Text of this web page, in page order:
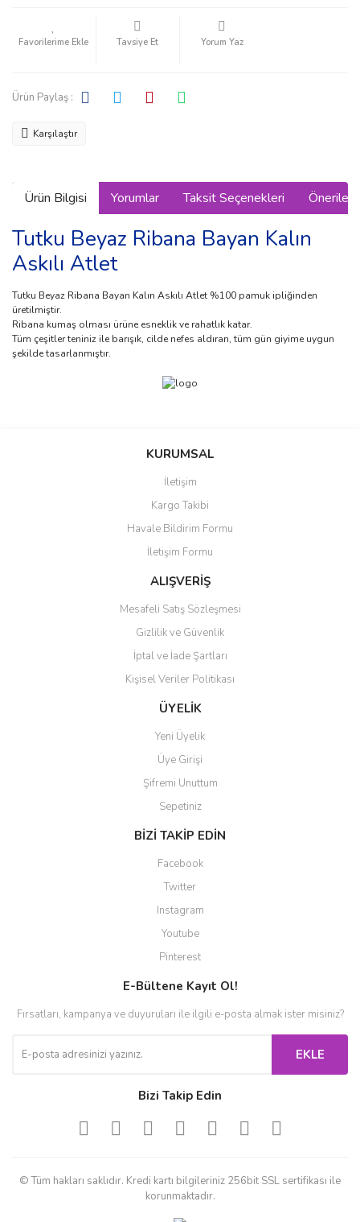
Tavsiye Et Yorum Yaz
Ürün Paylaş :
Karşılaştır
Ürün Bilgisi Yorumlar Taksit Seçenekleri
Tutku Beyaz Ribana Bayan Kalın
Askılı Atlet
Tutku Beyaz Ribana Bayan Kalın Askılı Atlet %100 pamuk ipliğinden
üretilmiştir.
Ribana kumaş olması ürüne esneklik ve rahatlık katar.
Tüm çeşitler teniniz ile barışık, cilde nefes aldıran, tüm gün giyime uygun
şekilde tasarlanmıştır.
Bu ürüne ilk yorumu siz yapın!
Ürün resmi kalitesiz, bozuk veya görüntülenemiyor.
Ürün açıklamasında eksik bilgiler bulunuyor.
Ürün bilgilerinde hatalar bulunuyor.
Ürün fiyatı diğer sitelerden daha pahalı.
Gönder
KURUMSAL
İletişim
Kargo Takibi
Havale Bildirim Formu
İletişim Formu
ALIŞVERİŞ
Mesafeli Satış Sözleşmesi
Gizlilik ve Güvenlik
İptal ve İade Şartları
Kişisel Veriler Politikası
ÜYELİK
Yeni Üyelik
Üye Girişi
Şifremi Unuttum
Sepetiniz
BİZİ TAKİP EDİN
Facebook
Twitter
Instagram
Youtube
Pinterest
E-Bültene Kayıt Ol!
Fırsatları, kampanya ve duyuruları ile ilgili e-posta almak ister misiniz?
EKLE
Bizi Takip Edin
© Tüm hakları saklıdır. Kredi kartı bilgileriniz 256bit SSL sertifikası ile
korunmaktadır.